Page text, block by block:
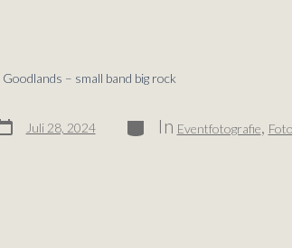
Goodlands – small band big rock
Juli 28, 2024 In Eventfotografie,